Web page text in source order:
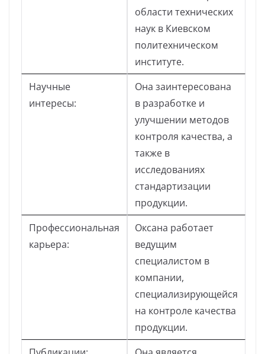
области технических
наук в Киевском
политехническом
институте.
Научные
интересы:
Она заинтересована
в разработке и
улучшении методов
контроля качества, а
также в
исследованиях
стандартизации
продукции.
Профессиональная
карьера:
Оксана работает
ведущим
специалистом в
компании,
специализирующейся
на контроле качества
продукции.